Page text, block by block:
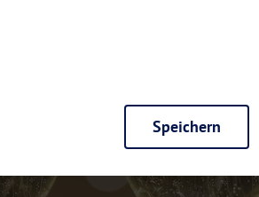
und ermöglichen beispielsweise
unserer Seite schneller zur Verfügung zu
Speichern